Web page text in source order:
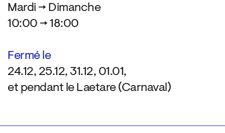
Mardi → Dimanche
10:00 → 18:00
Fermé le
24.12, 25.12, 31.12, 01.01,
et pendant le Laetare (Carnaval)